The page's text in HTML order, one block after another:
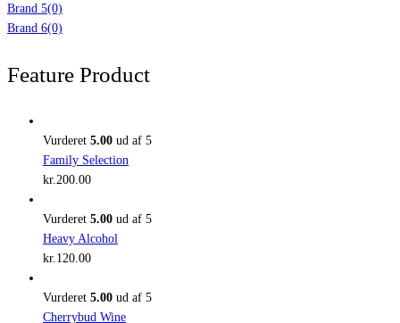
Brand 5(0)
Brand 6(0)
Feature Product
Vurderet 5.00 ud af 5
Family Selection
kr. 200.00
Vurderet 5.00 ud af 5
Heavy Alcohol
kr. 120.00
Vurderet 5.00 ud af 5
Cherrybud Wine